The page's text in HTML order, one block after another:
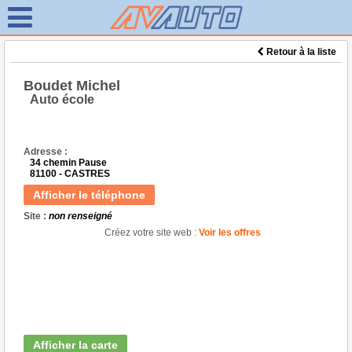
Retour à la liste
Boudet Michel
Auto école
Adresse :
34 chemin Pause
81100 - CASTRES
Afficher le téléphone
Site : non renseigné
Créez votre site web : Voir les offres
Afficher la carte